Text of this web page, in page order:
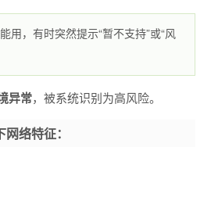
用，有时突然提示“暂不支持”或“风
异常，被系统识别为高风险。
络特征：